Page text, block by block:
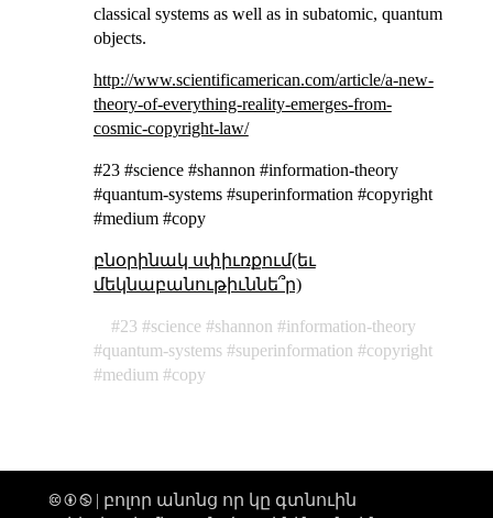
classical systems as well as in subatomic, quantum
objects.
http://www.scientificamerican.com/article/a-new-
theory-of-everything-reality-emerges-from-
cosmic-copyright-law/
#23 #science #shannon #information-theory
#quantum-systems #superinformation #copyright
#medium #copy
բնօրինակ սփիւռքում(եւ
մեկնաբանութիւննե՞ր)
23 science shannon
information-theory
quantum-systems
superinformation
copyright
medium
copy
🅭 🅯 🄏 | բոլոր անոնց որ կը գտնուին